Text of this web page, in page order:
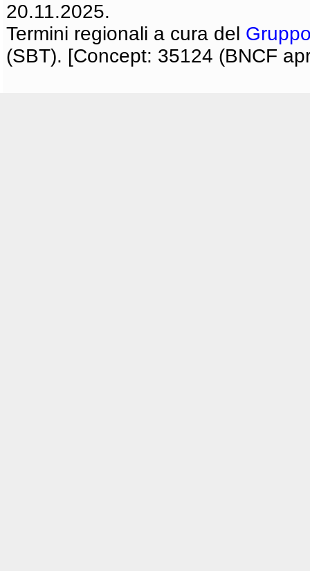
20.11.2025.
Termini regionali a cura del
(SBT). [Concept: 35124 (BNCF